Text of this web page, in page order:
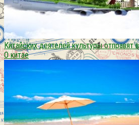
Китайских деятелей культуры отправят
О китае